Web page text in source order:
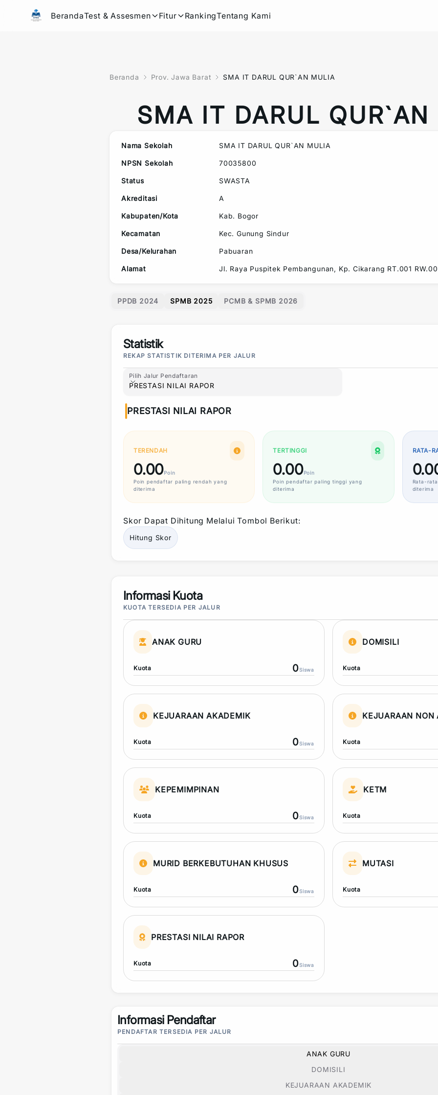
BerandaTest & Assesmen Fitur RankingTentang Kami
Beranda Prov. Jawa Barat SMA IT DARUL QUR`AN MULIA
SMA IT DARUL
Nama Sekolah SMA IT DARUL QUR`AN MULIA
NPSN Sekolah 70035800
Status SWASTA
Akreditasi A
Kabupaten/Kota Kab. Bogor
Kecamatan Kec. Gunung Sindur
Desa/Kelurahan Pabuaran
Alamat Jl. Raya Puspitek Pembangunan, Kp. Cikarang RT.001
PPDB 2024 SPMB 2025 PCMB & SPMB 2026
Statistik
REKAP STATISTIK DITERIMA PER JALUR
Pilih Jalur Pendaftaran
Pilih Jalur Pendaftaran
PRESTASI NILAI RAPOR
PRESTASI NILAI RAPOR
TERENDAH
0.00Poin
Poin pendaftar paling rendah yang
diterima
TERTINGGI
0.00Poin
Poin pendaftar paling tinggi yang
diterima
RATA-
Rata-rata
diterima
Skor Dapat Dihitung Melalui Tombol Berikut:
Hitung Skor
Informasi Kuota
KUOTA TERSEDIA PER JALUR
ANAK GURU
Kuota 0Siswa
DOMISILI
Kuota
KEJUARAAN AKADEMIK
Kuota 0Siswa
KEJUARAAN NON
Kuota
KEPEMIMPINAN
Kuota 0Siswa
KETM
Kuota
MURID BERKEBUTUHAN KHUSUS
Kuota 0Siswa
MUTASI
Kuota
PRESTASI NILAI RAPOR
Kuota 0Siswa
Informasi Pendaftar
PENDAFTAR TERSEDIA PER JALUR
ANAK GURU
DOMISILI
KEJUARAAN AKADEMIK